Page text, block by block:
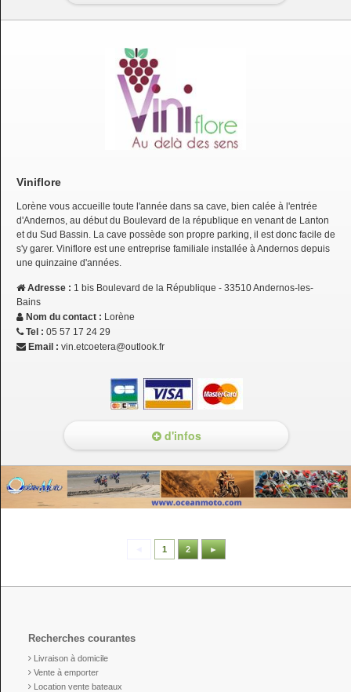
Viniflore
Lorène vous accueille toute l'année dans sa cave, bien calée à l'entrée
d'Andernos, au début du Boulevard de la république en venant de Lanton
et du Sud Bassin. La cave possède son propre parking, il est donc facile de
s'y garer. Viniflore est une entreprise familiale installée à Andernos depuis
une quinzaine d'années.
Adresse : 1 bis Boulevard de la République - 33510 Andernos-les-
Bains
Nom du contact : Lorène
Tel : 05 57 17 24 29
Email : vin.etcoetera@outlook.fr
d'infos
1 2 ►
Recherches courantes
Livraison à domicile
Vente à emporter
Location vente bateaux